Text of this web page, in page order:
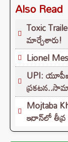
Also Read
Toxic
మార్చేశారు!
Lionel
UPI:
Mojtaba
ఇరాన్‌లో తీవ్ర